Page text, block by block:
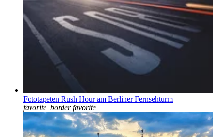
Fototapeten Rush Hour am Berliner Fernsehturm
favorite_border favorite